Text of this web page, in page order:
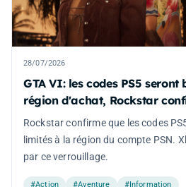
28/07/2026
GTA VI: les codes PS5 seront
région d'achat, Rockstar
Rockstar confirme que les codes
limités à la région du compte PSN.
par ce verrouillage.
#Action #Aventure #Information